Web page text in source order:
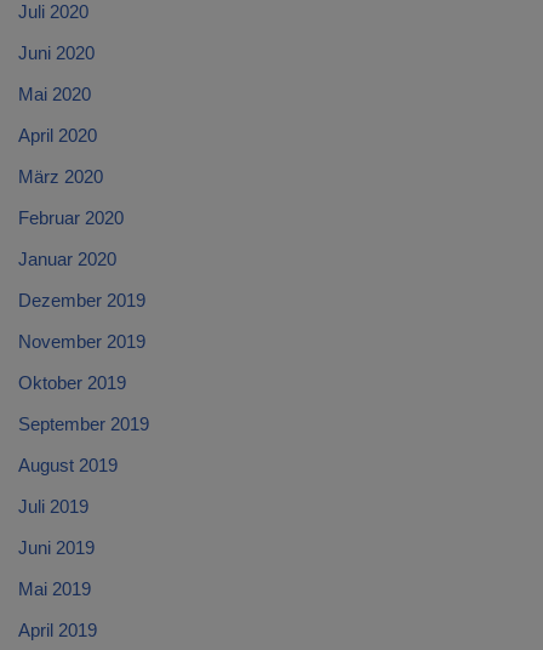
Juli 2020
Juni 2020
Mai 2020
April 2020
März 2020
Februar 2020
Januar 2020
Dezember 2019
November 2019
Oktober 2019
September 2019
August 2019
Juli 2019
Juni 2019
Mai 2019
April 2019